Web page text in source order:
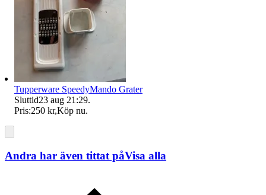
Tupperware SpeedyMando Grater
Sluttid23 aug 21:29.
Pris:250 kr,Köp nu.
Andra har även tittat påVisa alla